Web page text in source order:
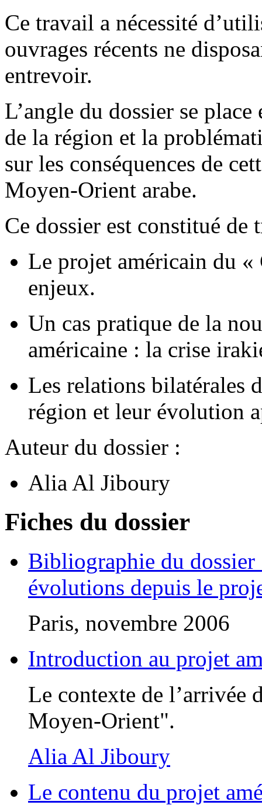
Ce travail a nécessité
ouvrages récents ne
entrevoir.
L’angle du dossier se
de la région et la
sur les conséquences de
Moyen-Orient arabe.
Ce dossier est constitué de
Le projet américain du
enjeux.
Un cas pratique de la
américaine : la crise
Les relations bilatérales
région et leur évolution
Auteur du dossier :
Alia Al Jiboury
Fiches du dossier
Bibliographie du
évolutions depuis le
Paris, novembre 2006
Introduction au projet
Le contexte de l’arrivée
Moyen-Orient".
Alia Al Jiboury
Le contenu du projet